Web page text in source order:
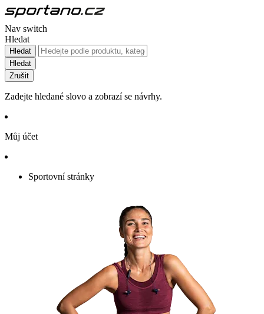
Nav switch
Hledat
Hledat
Hledat
Zrušit
Zadejte hledané slovo a zobrazí se návrhy.
Můj účet
Sportovní stránky